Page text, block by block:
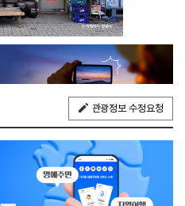
관광정보 수정요청